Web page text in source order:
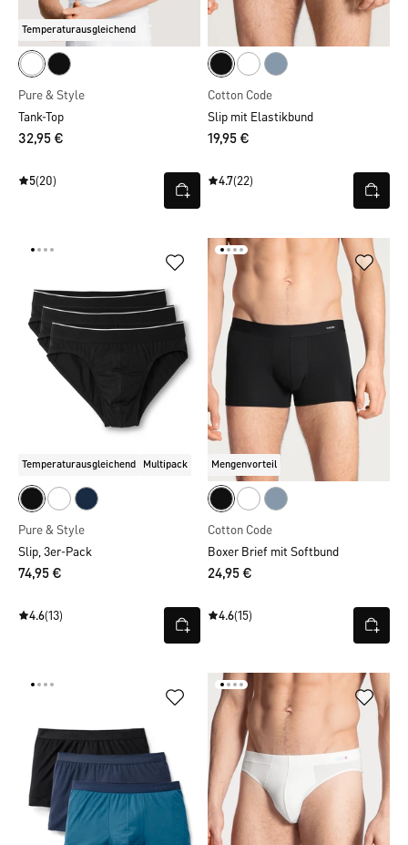
Temperaturausgleichend
Pure & Style
Tank-Top
32,95 €
5(20)
Cotton Code
Slip mit Elastikbund
19,95 €
4.7(22)
Temperaturausgleichend Multipack
Pure & Style
Slip, 3er-Pack
74,95 €
4.6(13)
Mengenvorteil
Cotton Code
Boxer Brief mit Softbund
24,95 €
4.6(15)